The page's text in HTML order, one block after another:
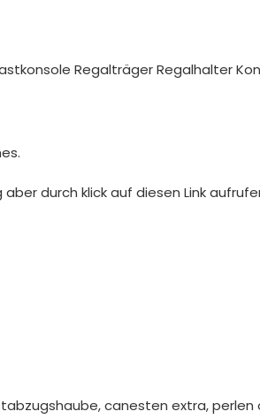
Regalträger Regalhalter
durch klick auf diesen Link
canesten extra, perlen